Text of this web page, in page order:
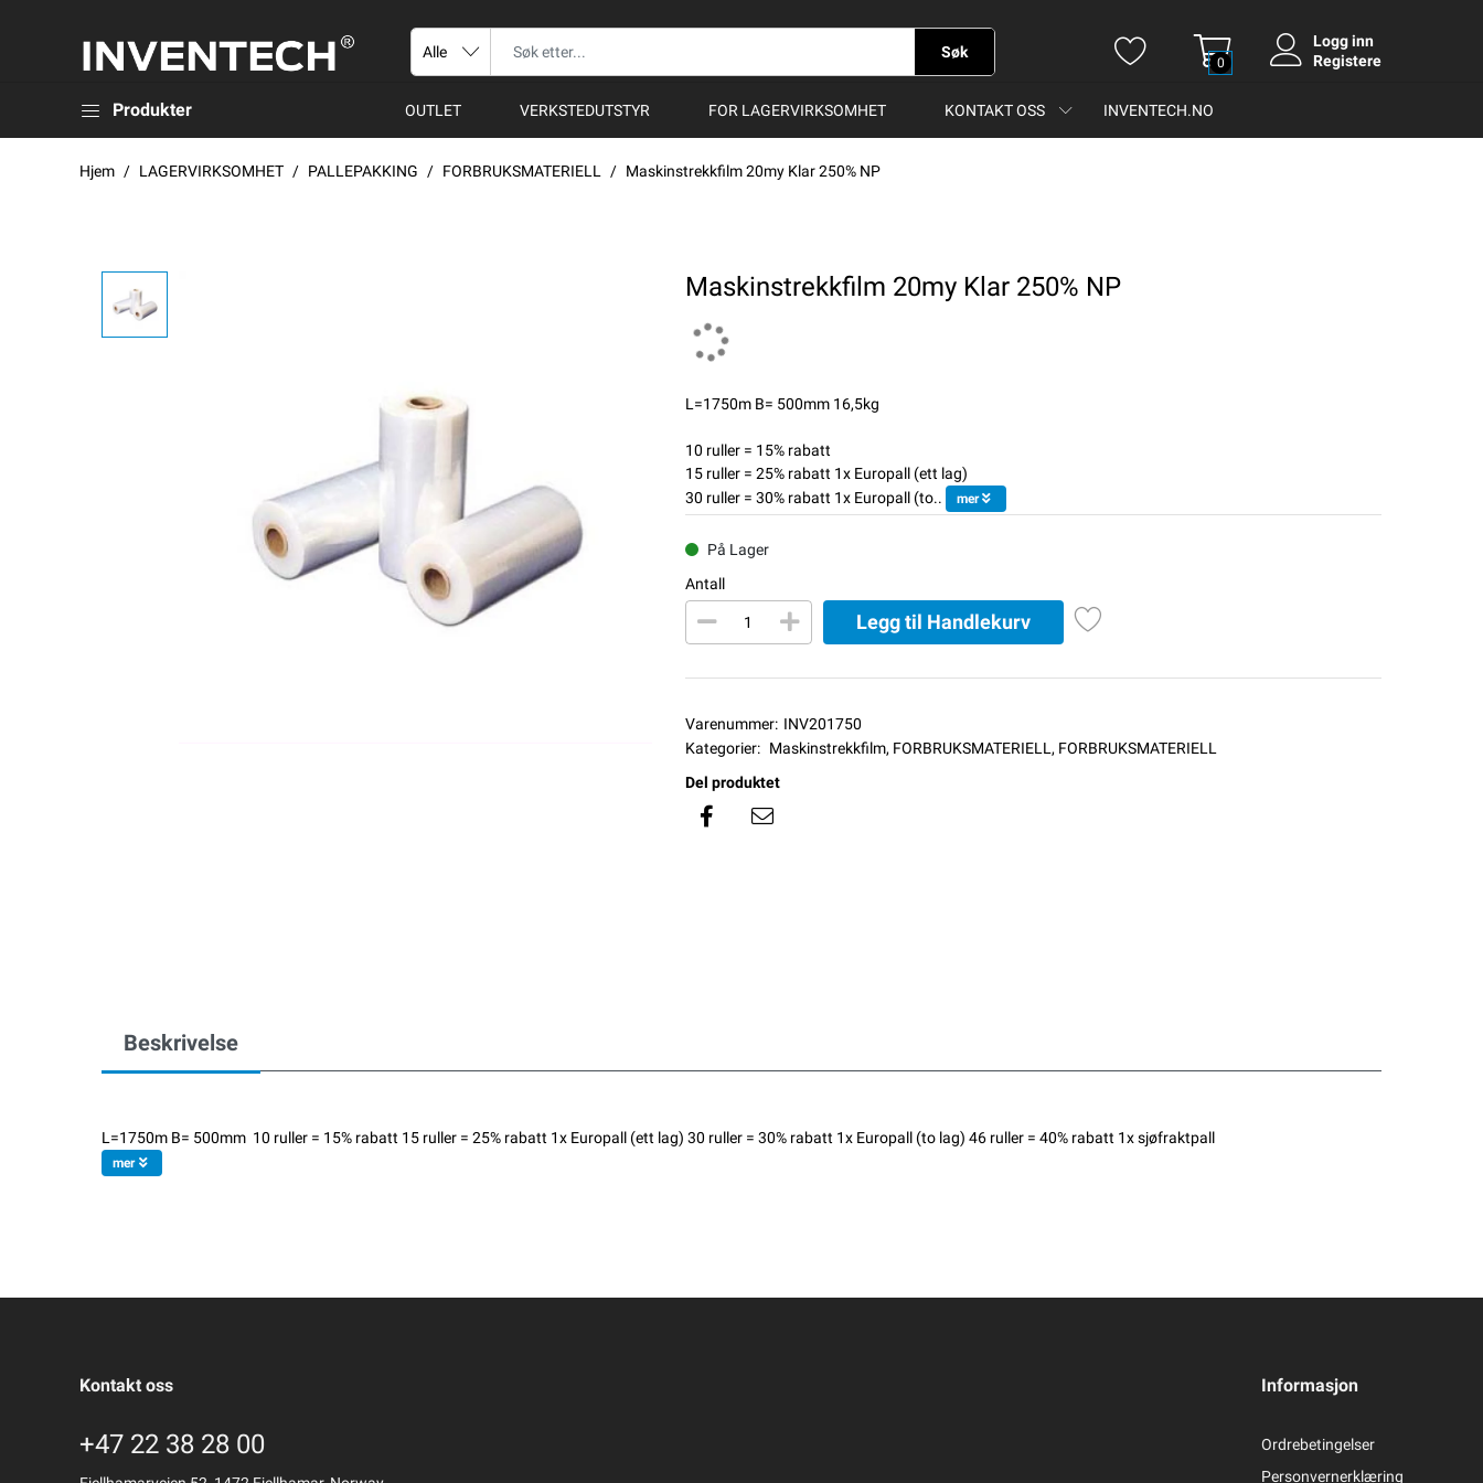
Søk
0
Logg inn
Registere
Produkter OUTLET VERKSTEDUTSTYR FOR LAGERVIRKSOMHET KONTAKT OSS INVENTECH.NO
Hjem LAGERVIRKSOMHET PALLEPAKKING FORBRUKSMATERIELL Maskinstrekkfilm 20my Klar 250% NP
Maskinstrekkfilm 20my Klar 250% NP
L=1750m B= 500mm 16,5kg
10 ruller = 15% rabatt
15 ruller = 25% rabatt 1x Europall (ett lag)
30 ruller = 30% rabatt 1x Europall (to..
mer
På Lager
Antall
Legg til Handlekurv
Varenummer: INV201750
Kategorier: Maskinstrekkfilm, FORBRUKSMATERIELL , FORBRUKSMATERIELL
Del produktet
Beskrivelse
L=1750m B= 500mm 10 ruller = 15% rabatt 15 ruller = 25% rabatt 1x Europall (ett lag) 30 ruller = 30% rabatt 1x Europall (to lag) 46 ruller = 40% rabatt 1x sjøfraktpall
mer
Kontakt oss
+47 22 38 28 00
Informasjon
Ordrebetingelser
Personvernerklæring